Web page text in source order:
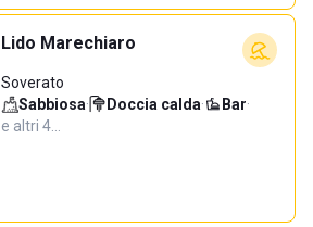
Lido Marechiaro
Soverato
Sabbiosa· Doccia calda· Bar·
e altri 4…